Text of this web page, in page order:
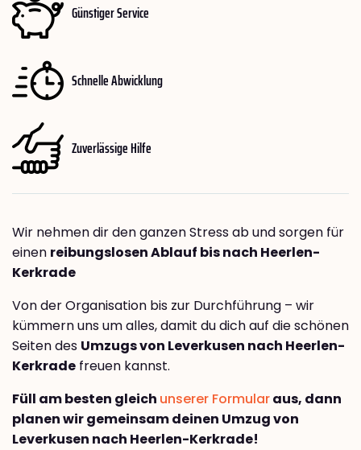
Günstiger Service
Schnelle Abwicklung
Zuverlässige Hilfe
Wir nehmen dir den ganzen Stress ab und sorgen für
einen reibungslosen Ablauf bis nach Heerlen-
Kerkrade
Von der Organisation bis zur Durchführung – wir
kümmern uns um alles, damit du dich auf die schönen
Seiten des Umzugs von Leverkusen nach Heerlen-
Kerkrade freuen kannst.
Füll am besten gleich unserer Formularaus, dann
planen wir gemeinsam deinen Umzug von
Leverkusen nach Heerlen-Kerkrade!